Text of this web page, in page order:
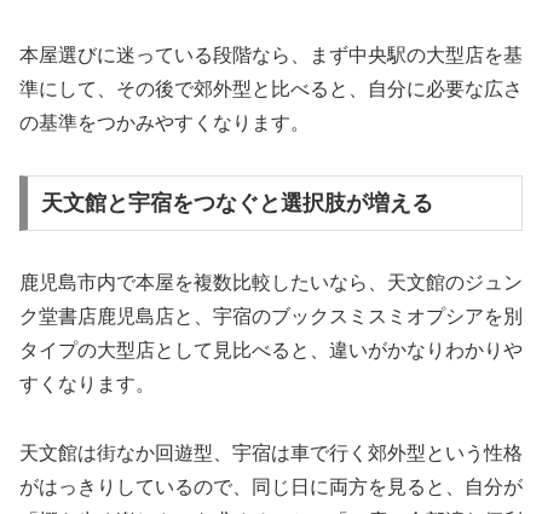
本屋選びに迷っている段階なら、まず中央駅の大型店を基
準にして、その後で郊外型と比べると、自分に必要な広さ
の基準をつかみやすくなります。
天文館と宇宿をつなぐと選択肢が増える
鹿児島市内で本屋を複数比較したいなら、天文館のジュン
ク堂書店鹿児島店と、宇宿のブックスミスミオプシアを別
タイプの大型店として見比べると、違いがかなりわかりや
すくなります。
天文館は街なか回遊型、宇宿は車で行く郊外型という性格
がはっきりしているので、同じ日に両方を見ると、自分が